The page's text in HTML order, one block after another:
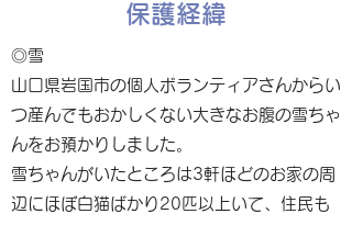
保護経緯
◎雪
山口県岩国市の個人ボランティアさんからい
つ産んでもおかしくない大きなお腹の雪ちゃ
んをお預かりしました。
雪ちゃんがいたところは3軒ほどのお家の周
辺にほぼ白猫ばかり20匹以上いて、住民も